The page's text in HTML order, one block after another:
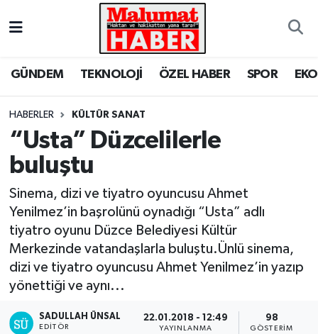
GÜNDEM TEKNOLOJİ ÖZEL HABER SPOR
HABERLER KÜLTÜR SANAT
“Usta” Düzcelilerle
buluştu
Sinema, dizi ve tiyatro oyuncusu Ahmet
Yenilmez’in başrolünü oynadığı “Usta” adlı
tiyatro oyunu Düzce Belediyesi Kültür
Merkezinde vatandaşlarla buluştu.Ünlü sinema,
dizi ve tiyatro oyuncusu Ahmet Yenilmez’in yazıp
yönettiği ve aynı...
SADULLAH ÜNSAL
EDITÖR
22.01.2018 - 12:49
YAYINLANMA
98
GÖSTERIM
Nöbetçi Eczaneler
Süper Lig Puan Durumu ve Fikstür
Tüm Manşetler
Son Dakika Haberleri
Haber Arşivi